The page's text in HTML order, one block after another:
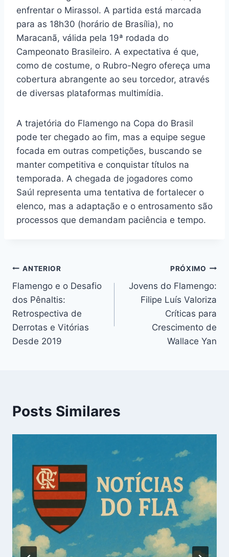
enfrentar o Mirassol. A partida está marcada
para as 18h30 (horário de Brasília), no
Maracanã, válida pela 19ª rodada do
Campeonato Brasileiro. A expectativa é que,
como de costume, o Rubro-Negro ofereça uma
cobertura abrangente ao seu torcedor, através
de diversas plataformas multimídia.
A trajetória do Flamengo na Copa do Brasil
pode ter chegado ao fim, mas a equipe segue
focada em outras competições, buscando se
manter competitiva e conquistar títulos na
temporada. A chegada de jogadores como
Saúl representa uma tentativa de fortalecer o
elenco, mas a adaptação e o entrosamento são
processos que demandam paciência e tempo.
Navegação
de
Post
ANTERIOR
Flamengo e o Desafio
dos Pênaltis:
Retrospectiva de
Derrotas e Vitórias
Desde 2019
PRÓXIMO
Jovens do Flamengo:
Filipe Luís Valoriza
Críticas para
Crescimento de
Wallace Yan
Posts Similares